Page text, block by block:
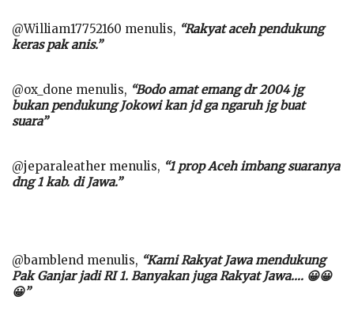
@William17752160 menulis, “Rakyat aceh pendukung
keras pak anis.”
@ox_done menulis, “Bodo amat emang dr 2004 jg
bukan pendukung Jokowi kan jd ga ngaruh jg buat
suara”
@jeparaleather menulis, “1 prop Aceh imbang suaranya
dng 1 kab. di Jawa.”
@bamblend menulis, “Kami Rakyat Jawa mendukung
Pak Ganjar jadi RI 1. Banyakan juga Rakyat Jawa…. 😀😀
😀”